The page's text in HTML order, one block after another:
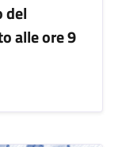
del
alle ore 9